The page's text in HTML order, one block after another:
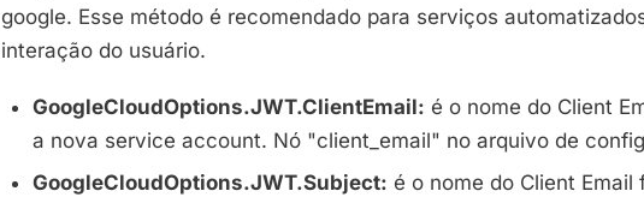
google. Esse método é recomendado para serviços
interação do usuário.
GoogleCloudOptions.JWT.ClientEmail: é o nome do Client
a nova service account. Nó "client_email" no arquivo de
GoogleCloudOptions.JWT.Subject: é o nome do Client